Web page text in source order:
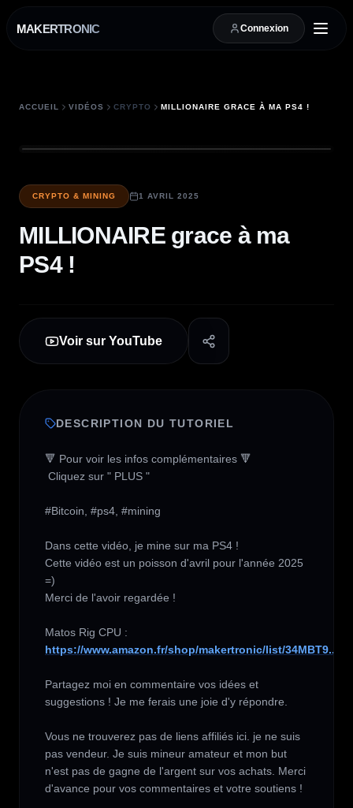
MAKERTRONIC Connexion
ACCUEIL VIDÉOS CRYPTO MILLIONAIRE GRACE À MA PS4 !
CRYPTO & MINING 1 AVRIL 2025
MILLIONAIRE grace à ma
PS4 !
Voir sur YouTube
DESCRIPTION DU TUTORIEL
🔻 Pour voir les infos complémentaires 🔻
#Bitcoin, #ps4, #mining
Dans cette vidéo, je mine sur ma PS4 !
Cette vidéo est un poisson d'avril pour l'année 2025
=)
Merci de l'avoir regardée !
https://www.amazon.fr/shop/makertronic/list/34MBT9...
Partagez moi en commentaire vos idées et
suggestions ! Je me ferais une joie d'y répondre.
Vous ne trouverez pas de liens affiliés ici. je ne suis
pas vendeur. Je suis mineur amateur et mon but
n'est pas de gagne de l'argent sur vos achats. Merci
d'avance pour vos commentaires et votre soutiens !